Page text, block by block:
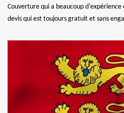
Couverture qui a beaucoup d'expérience
devis qui est toujours gratuit et sans